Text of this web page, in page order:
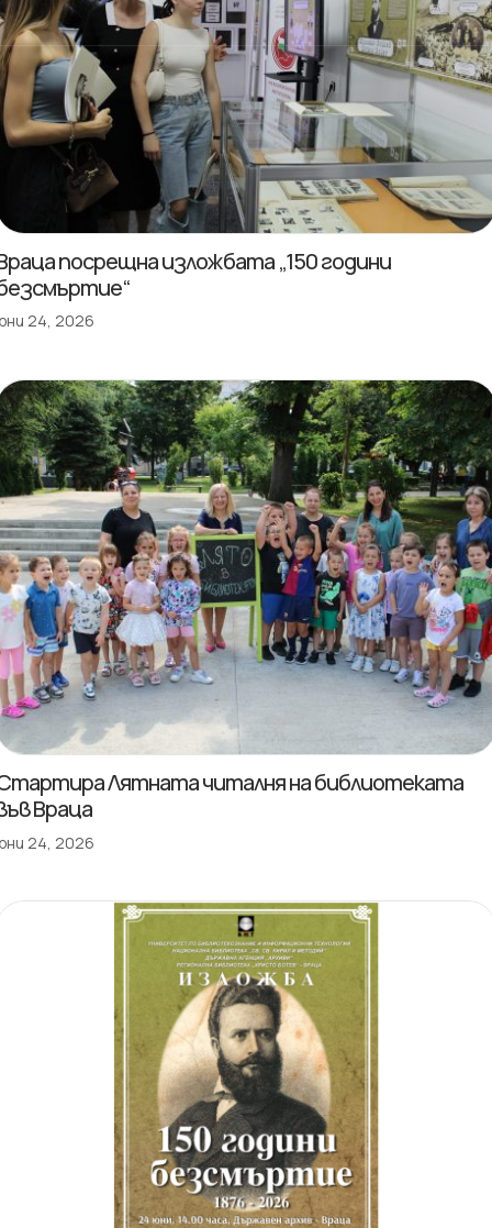
посрещна изложбата „150 години
24, 2026
Лятната читалня на библиотеката
Враца
24, 2026